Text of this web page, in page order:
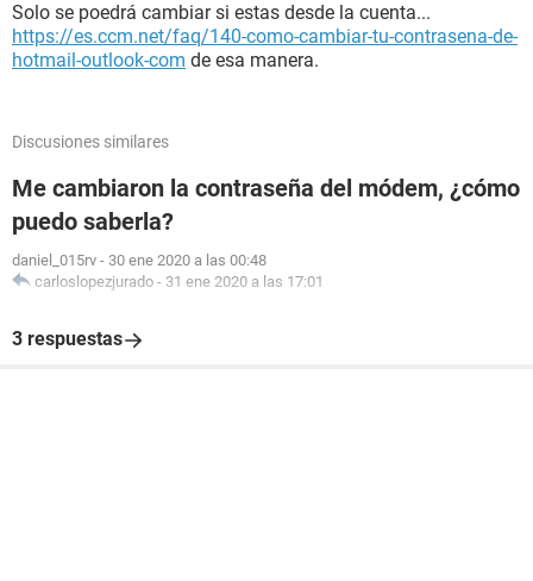
Solo se poedrá cambiar si estas desde la cuenta...
https://es.ccm.net/faq/140-como-cambiar-tu-contrasena-de-
hotmail-outlook-com de esa manera.
Discusiones similares
Me cambiaron la contraseña del módem, ¿cómo
puedo saberla?
daniel_015rv - 30 ene 2020 a las 00:48
carloslopezjurado - 31 ene 2020 a las 17:01
3 respuestas